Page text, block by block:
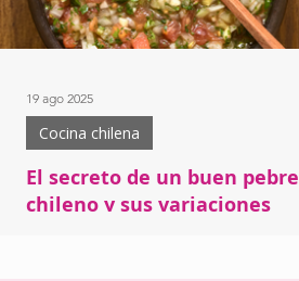
El secreto de un buen pebre
chileno y sus variaciones
Cocina chilena
19 ago 2025